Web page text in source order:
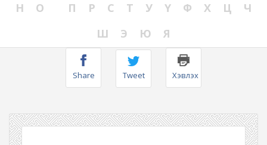
Н
О П Р С Т У Ү Ф Х Ц
Ч
Ш
Э Ю Я
Share Tweet Хэвлэх